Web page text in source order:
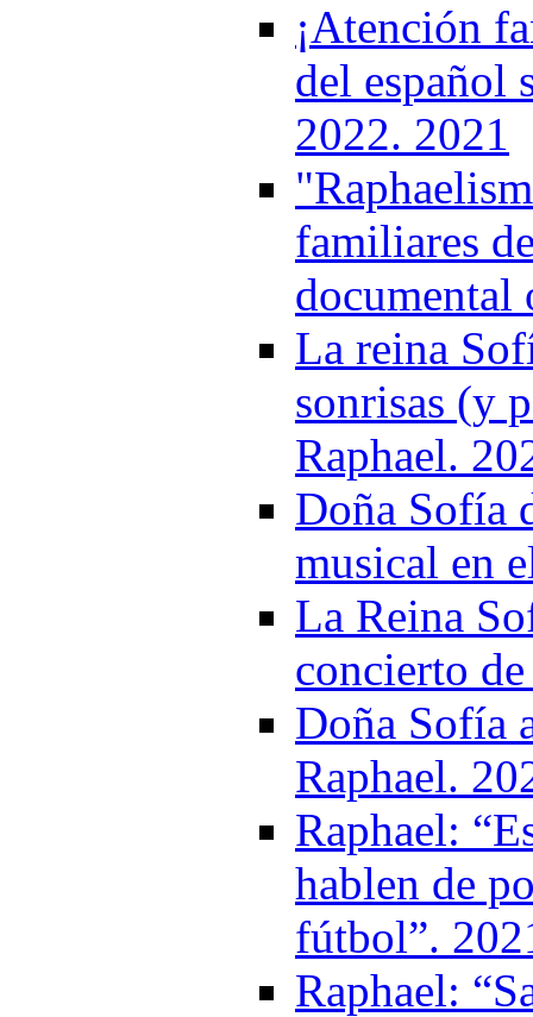
¡Atención
del español
2022. 2021
familiares
La reina
sonrisas (y
Raphael.
Doña Sofía
musical en
La Reina
concierto
Doña Sofía
Raphael.
Raphael:
hablen de
fútbol”.
Raphael: